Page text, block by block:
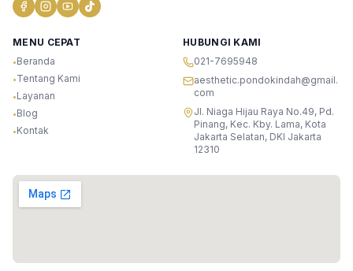
MENU CEPAT
•Beranda
•Tentang Kami
•Layanan
•Blog
•Kontak
HUBUNGI KAMI
021-7695948
aesthetic.pondokindah@gmail.
com
Jl. Niaga Hijau Raya No.49, Pd.
Pinang, Kec. Kby. Lama, Kota
Jakarta Selatan, DKI Jakarta
12310